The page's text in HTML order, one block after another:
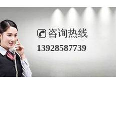
咨询热线
13928587739